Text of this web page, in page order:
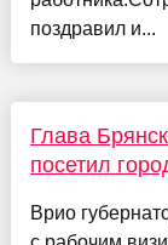
поздравил и...
Глава
посетил
Врио